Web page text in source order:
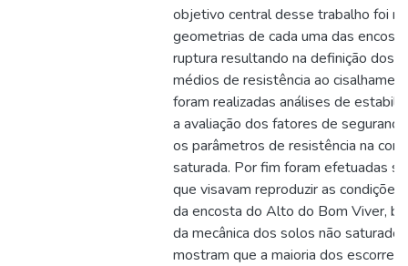
objetivo central desse trabalho foi
geometrias de cada uma das
ruptura resultando na definição dos
médios de resistência ao
foram realizadas análises de
a avaliação dos fatores de
os parâmetros de resistência na
saturada. Por fim foram efetuadas
que visavam reproduzir as
da encosta do Alto do Bom Viver,
da mecânica dos solos não
mostram que a maioria dos